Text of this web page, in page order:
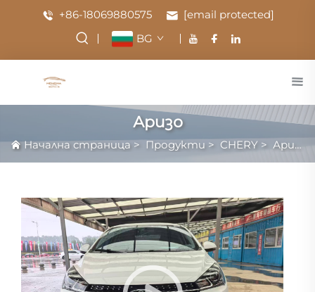
+86-18069880575
[email protected]
BG
Аризо
Начална страница > Продукти > CHERY > Аризо